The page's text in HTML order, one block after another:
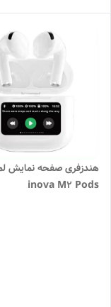
inova M2 Pods